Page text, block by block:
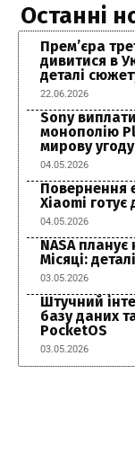
Останні
Прем’єра
дивитися в
деталі
22.06.2026
Sony
монополію
мирову угоду
04.05.2026
Повернення
Xiaomi готує
04.05.2026
NASA
Місяці:
03.05.2026
Штучний
базу даних
PocketOS
03.05.2026